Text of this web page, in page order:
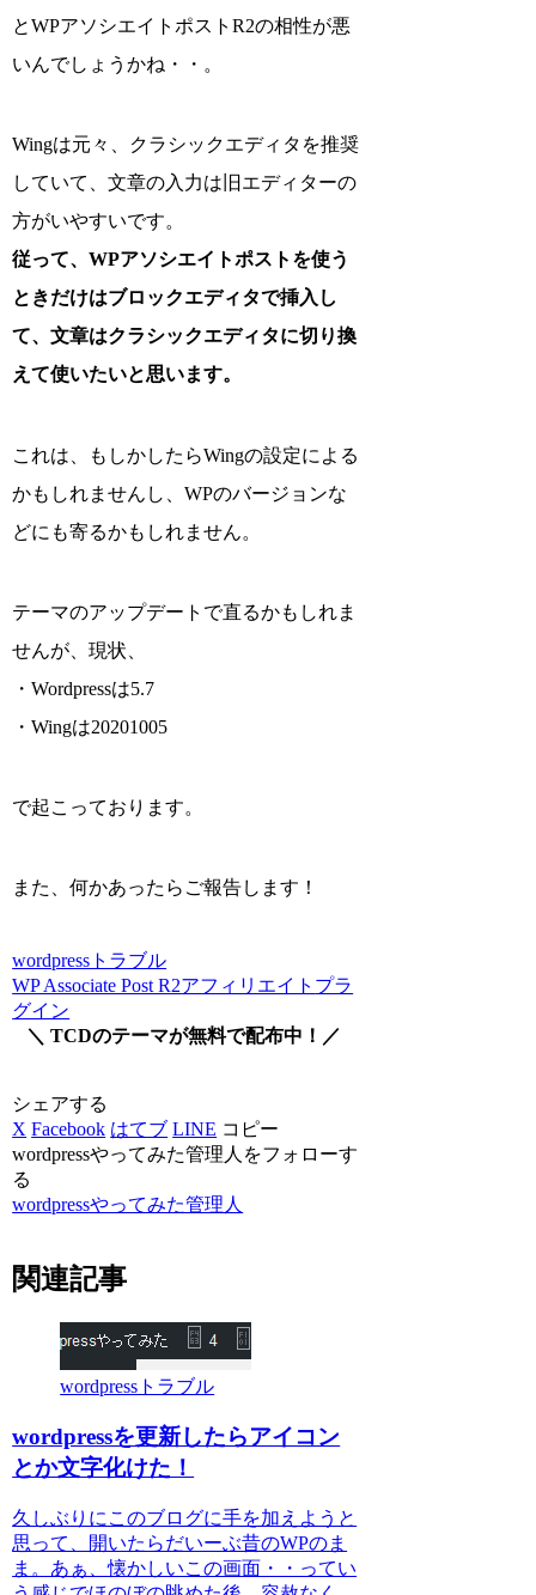
とWPアソシエイトポストR2の相性が悪
いんでしょうかね・・。
Wingは元々、クラシックエディタを推奨
していて、文章の入力は旧エディターの
方がいやすいです。
従って、WPアソシエイトポストを使う
ときだけはブロックエディタで挿入し
て、文章はクラシックエディタに切り換
えて使いたいと思います。
これは、もしかしたらWingの設定による
かもしれませんし、WPのバージョンな
どにも寄るかもしれません。
テーマのアップデートで直るかもしれま
せんが、現状、
・Wordpressは5.7
・Wingは20201005
で起こっております。
また、何かあったらご報告します！
wordpressトラブル
WP Associate Post R2アフィリエイト プラ
グイン
＼ TCDのテーマが無料で配布中！／
シェアする
X Facebook はてブ LINE コピー
wordpressやってみた管理人をフォローす
る
wordpressやってみた管理人
関連記事
wordpressトラブル
wordpressを更新したらアイコン
とか文字化けた！
久しぶりにこのブログに手を加えようと
思って、開いたらだいーぶ昔のWPのま
ま。あぁ、懐かしいこの画面・・ってい